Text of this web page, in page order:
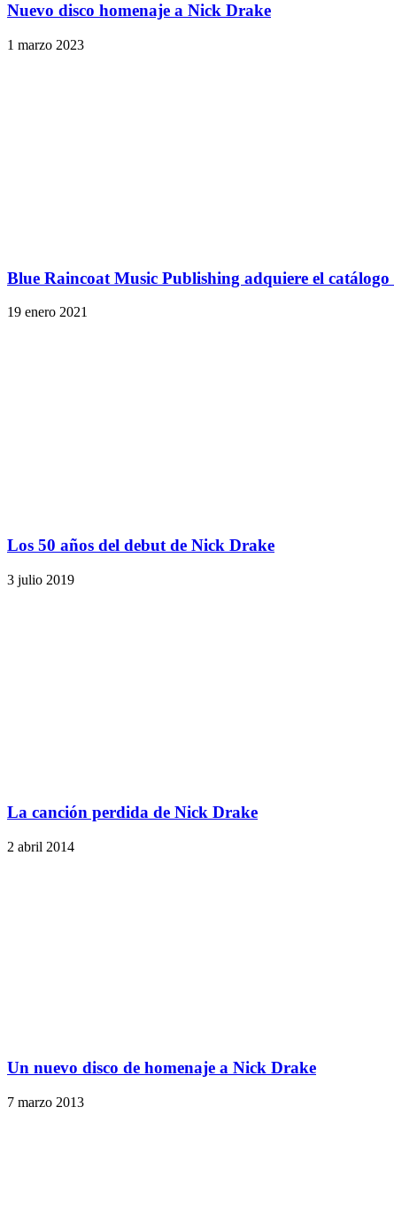
Nuevo disco homenaje a Nick Drake
1 marzo 2023
Blue Raincoat Music Publishing adquiere el
19 enero 2021
Los 50 años del debut de Nick Drake
3 julio 2019
La canción perdida de Nick Drake
2 abril 2014
Un nuevo disco de homenaje a Nick Drake
7 marzo 2013